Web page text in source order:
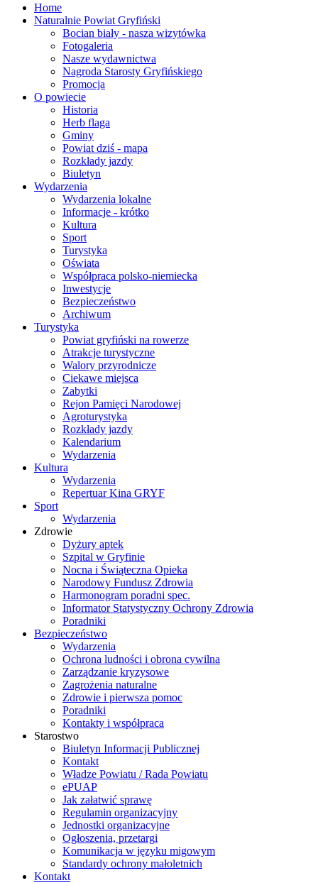
Home
Naturalnie Powiat Gryfiński
Bocian biały - nasza wizytówka
Fotogaleria
Nasze wydawnictwa
Nagroda Starosty Gryfińskiego
Promocja
O powiecie
Historia
Herb flaga
Gminy
Powiat dziś - mapa
Rozkłady jazdy
Biuletyn
Wydarzenia
Wydarzenia lokalne
Informacje - krótko
Kultura
Sport
Turystyka
Oświata
Współpraca polsko-niemiecka
Inwestycje
Bezpieczeństwo
Archiwum
Turystyka
Powiat gryfiński na rowerze
Atrakcje turystyczne
Walory przyrodnicze
Ciekawe miejsca
Zabytki
Rejon Pamięci Narodowej
Agroturystyka
Rozkłady jazdy
Kalendarium
Wydarzenia
Kultura
Wydarzenia
Repertuar Kina GRYF
Sport
Wydarzenia
Zdrowie
Dyżury aptek
Szpital w Gryfinie
Nocna i Świąteczna Opieka
Narodowy Fundusz Zdrowia
Harmonogram poradni spec.
Informator Statystyczny Ochrony Zdrowia
Poradniki
Bezpieczeństwo
Wydarzenia
Ochrona ludności i obrona cywilna
Zarządzanie kryzysowe
Zagrożenia naturalne
Zdrowie i pierwsza pomoc
Poradniki
Kontakty i współpraca
Starostwo
Biuletyn Informacji Publicznej
Kontakt
Władze Powiatu / Rada Powiatu
ePUAP
Jak załatwić sprawę
Regulamin organizacyjny
Jednostki organizacyjne
Ogłoszenia, przetargi
Komunikacja w języku migowym
Standardy ochrony małoletnich
Kontakt